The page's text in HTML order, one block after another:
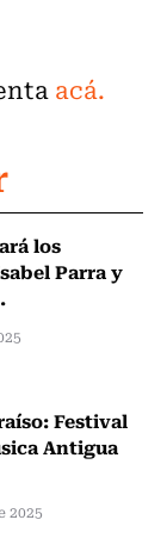
acá.
los
Parra y
Festival
Antigua
2025